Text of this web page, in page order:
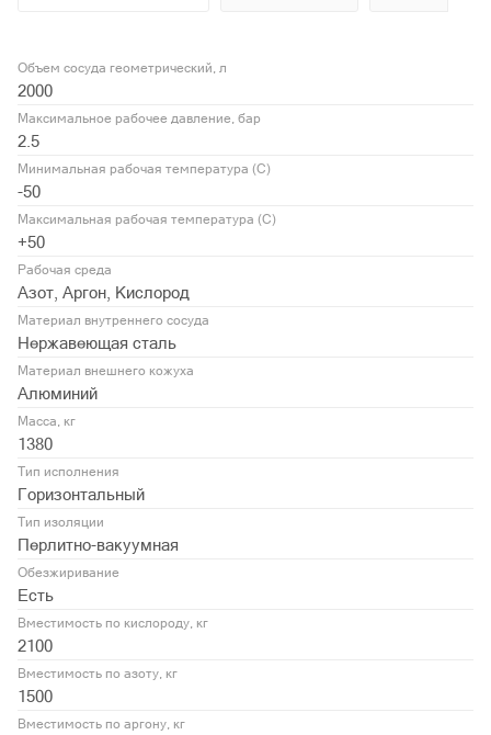
Объем сосуда геометрический, л
2000
Максимальное рабочее давление, бар
2.5
Минимальная рабочая температура (С)
-50
Максимальная рабочая температура (С)
+50
Рабочая среда
Азот, Аргон, Кислород
Материал внутреннего сосуда
Нержавеющая сталь
Материал внешнего кожуха
Алюминий
Масса, кг
1380
Тип исполнения
Горизонтальный
Тип изоляции
Перлитно-вакуумная
Обезжиривание
Есть
Вместимость по кислороду, кг
2100
Вместимость по азоту, кг
1500
Вместимость по аргону, кг